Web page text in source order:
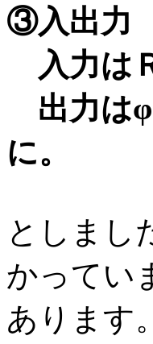
③入出力
入力は
出力はφ
に。
としまし
かってい
あります。